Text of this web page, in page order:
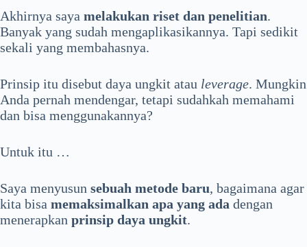
Akhirnya saya melakukan riset dan penelitian.
Banyak yang sudah mengaplikasikannya. Tapi sedikit
sekali yang membahasnya.
Prinsip itu disebut daya ungkit atau leverage. Mungkin
Anda pernah mendengar, tetapi sudahkah memahami
dan bisa menggunakannya?
Untuk itu …
Saya menyusun sebuah metode baru, bagaimana agar
kita bisa memaksimalkan apa yang ada dengan
menerapkan prinsip daya ungkit.